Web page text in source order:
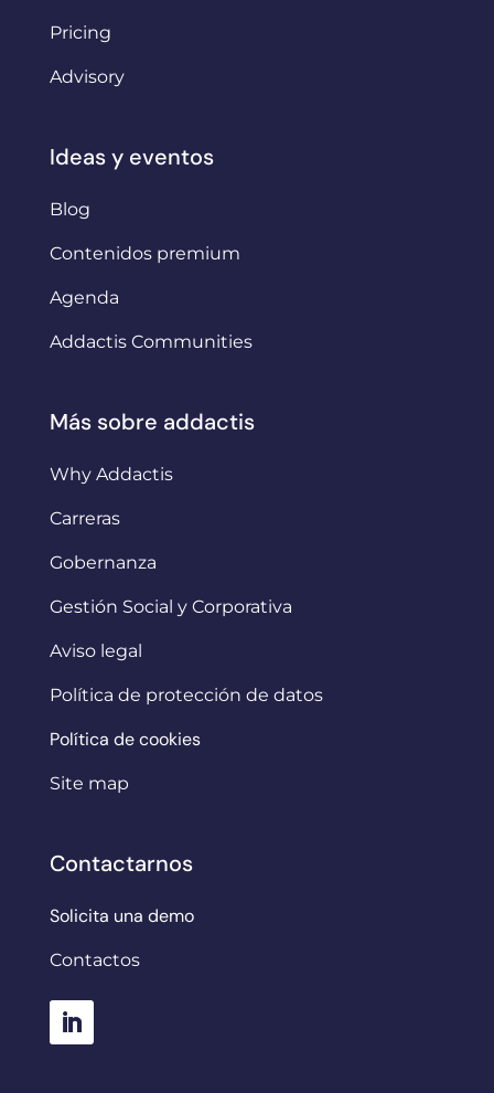
Pricing
Advisory
Ideas y eventos
Blog
Contenidos premium
Agenda
Addactis Communities
Más sobre addactis
Why Addactis
Carreras
Gobernanza
Gestión Social y Corporativa
Aviso legal
Política de protección de datos
Política de cookies
Site map
Contactarnos
Solicita una demo
Contactos